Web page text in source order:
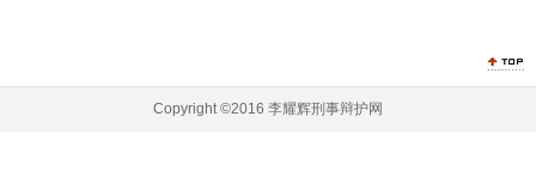
Copyright ©2016 李耀辉刑事辩护网